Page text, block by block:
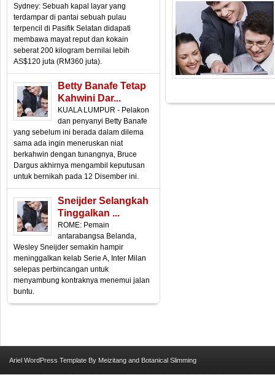
Sydney: Sebuah kapal layar yang
terdampar di pantai sebuah pulau
terpencil di Pasifik Selatan didapati
membawa mayat reput dan kokain
seberat 200 kilogram bernilai lebih
AS$120 juta (RM360 juta).
Betty Banafe Tetap
Kahwini Dar...
KUALA LUMPUR - Pelakon
dan penyanyi Betty Banafe
yang sebelum ini berada dalam dilema
sama ada ingin meneruskan niat
berkahwin dengan tunangnya, Bruce
Dargus akhirnya mengambil keputusan
untuk bernikah pada 12 Disember ini.
Sneijder Selangkah
Tinggalkan ...
ROME: Pemain
antarabangsa Belanda,
Wesley Sneijder semakin hampir
meninggalkan kelab Serie A, Inter Milan
selepas perbincangan untuk
menyambung kontraknya menemui jalan
buntu.
Ariel WordPress Template By Meizitang and Botanical Slimming